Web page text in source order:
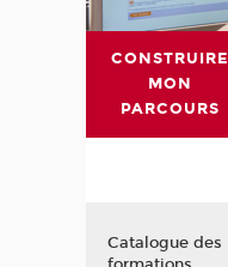
CONSTRUIRE
MON
PARCOURS
Catalogue des